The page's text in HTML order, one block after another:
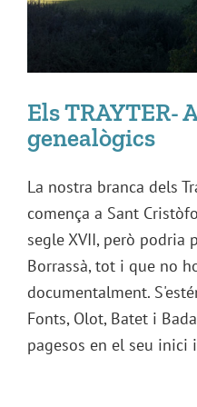
Els TRAYTER-
genealògics
La nostra branca dels
comença a Sant
segle XVII, però podria
Borrassà, tot i que no
documentalment.
Fonts, Olot, Batet i
pagesos en el seu inici